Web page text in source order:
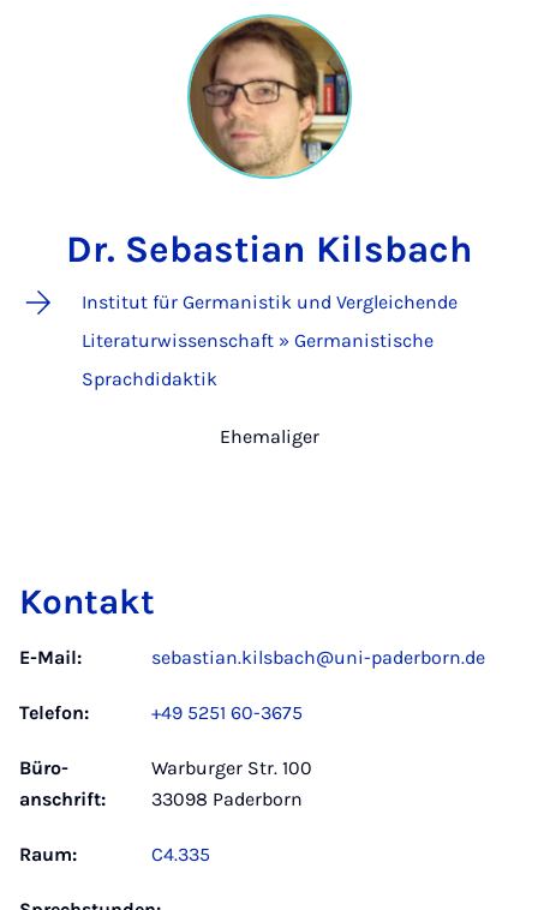
Dr. Sebastian Kilsbach
Institut für Germanistik und Vergleichende
Literaturwissenschaft » Germanistische
Sprachdidaktik
Ehemaliger
Kontakt
E-Mail: sebastian.kilsbach@uni-paderborn.de
Telefon: +49 5251 60-3675
Büro­
anschrift:
Warburger Str. 100
33098 Paderborn
Raum: C4.335